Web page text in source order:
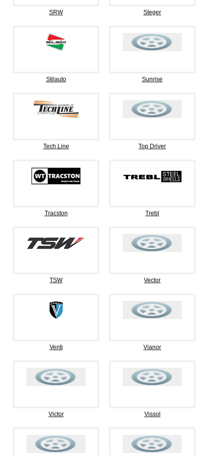
SRW Steger
Stilauto Sunrise
Tech Line Top Driver
Tracston Trebl
TSW Vector
Venti Vianor
Victor Vissol